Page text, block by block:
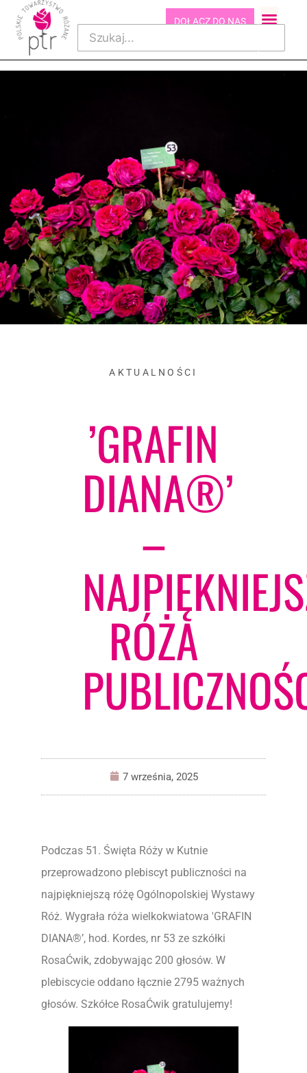
DOŁĄCZ DO NAS
AKTUALNOŚCI
’GRAFIN
DIANA®’
–
RÓŻA
7 września, 2025
Podczas 51. Święta Róży w Kutnie
przeprowadzono plebiscyt publiczności na
najpiękniejszą różę Ogólnopolskiej Wystawy
Róż. Wygrała róża wielkokwiatowa 'GRAFIN
DIANA®’, hod. Kordes, nr 53 ze szkółki
RosaĆwik, zdobywając 200 głosów. W
plebiscycie oddano łącznie 2795 ważnych
głosów. Szkółce RosaĆwik gratulujemy!